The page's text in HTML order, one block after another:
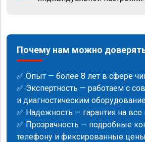
Почему нам можно
✅ Опыт — более 8 лет в сфере
✅ Экспертность — работаем с
и диагностическим
✅ Надежность — гарантия на
✅ Прозрачность — подробные
телефону и фиксированные